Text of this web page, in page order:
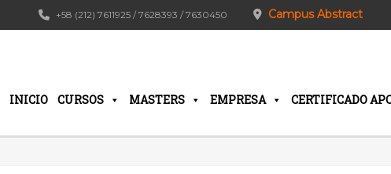
Campus Abstract
+58 (212) 7611925 / 7628393 / 7630450
INICIO CURSOS MASTERS EMPRESA CERTIFICADO